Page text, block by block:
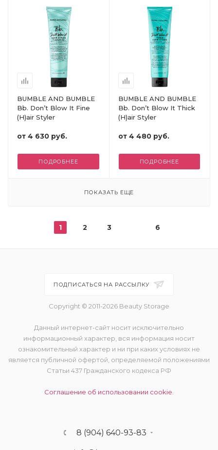
BUMBLE AND BUMBLE
Bb. Don’t Blow It Fine
(H)air Styler
от 4 630 руб.
ПОДРОБНЕЕ
BUMBLE AND BUMBLE
Bb. Don’t Blow It Thick
(H)air Styler
от 4 480 руб.
ПОДРОБНЕЕ
ПОКАЗАТЬ ЕЩЕ
1 2 3 6
ПОДПИСАТЬСЯ НА РАССЫЛКУ
Copyright © 2011-2026 Beauty Storage
Данный интернет-сайт носит исключительно
информационный характер, вся информация носит
ознакомительный характер и ни при каких условиях не
является публичной офертой, определяемой положениями
Статьи 437 Гражданского кодекса РФ
Соглашение об использовании cookie.
8 (904) 640-93-83